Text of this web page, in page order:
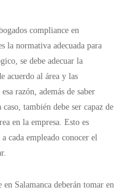
compliance en
la normativa adecuada para
se debe adecuar la
acuerdo al área y las
razón, además de saber
también debe ser capaz de
en la empresa. Esto es
cada empleado conocer el
Salamanca deberán tomar en